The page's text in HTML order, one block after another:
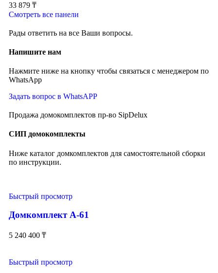
33 879 ₸
Смотреть все панели
Рады ответить на все Ваши вопросы.
Напишите нам
Нажмите ниже на кнопку чтобы связаться с менеджером по
WhatsApp
Задать вопрос в WhatsAPP
Продажа домокомплектов пр-во SipDelux
СИП домокомплекты
Ниже каталог домкомплектов для самостоятельной сборки
по инструкции.
Быстрый просмотр
Домкомплект А-61
5 240 400 ₸
Быстрый просмотр